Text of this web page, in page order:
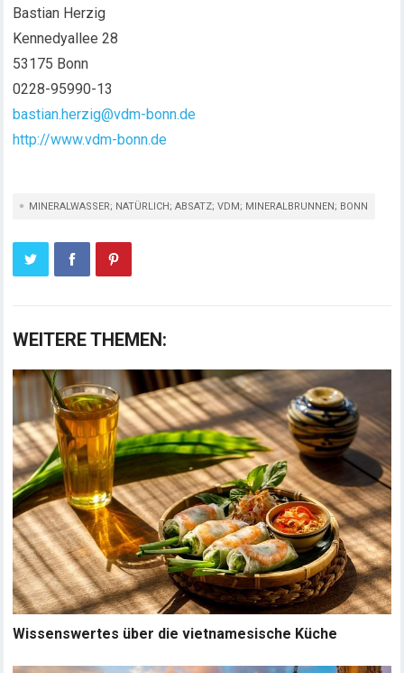
Bastian Herzig
Kennedyallee 28
53175 Bonn
0228-95990-13
bastian.herzig@vdm-bonn.de
http://www.vdm-bonn.de
MINERALWASSER; NATÜRLICH; ABSATZ; VDM; MINERALBRUNNEN; BONN
WEITERE THEMEN:
Wissenswertes über die vietnamesische Küche